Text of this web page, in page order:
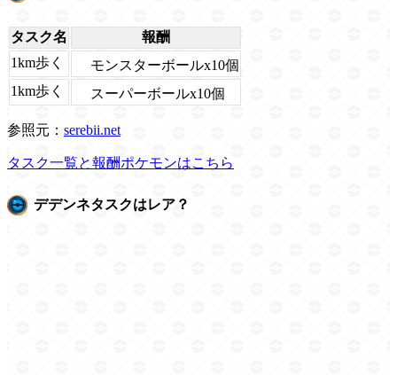
タスク名
報酬
1km歩く
モンスターボールx10個
1km歩く
スーパーボールx10個
参照元： serebii.net
タスク一覧と報酬ポケモンはこちら
デデンネタスクはレア？